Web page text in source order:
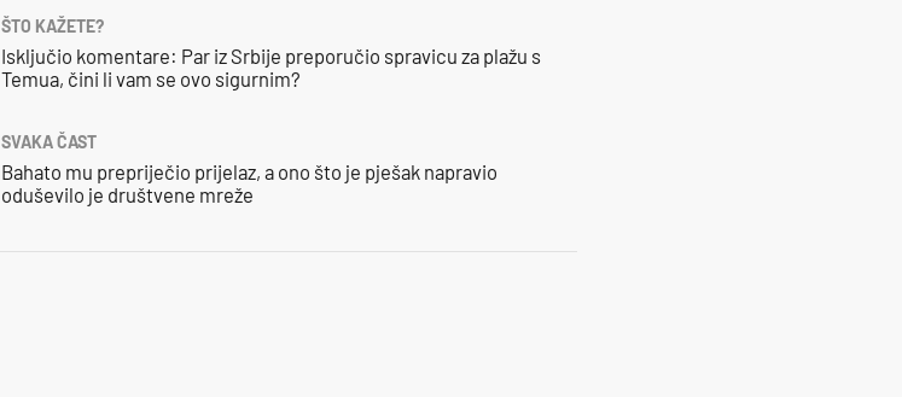
ŠTO KAŽETE?
Isključio komentare: Par iz Srbije preporučio spravicu za plažu s
Temua, čini li vam se ovo sigurnim?
SVAKA ČAST
Bahato mu prepriječio prijelaz, a ono što je pješak napravio
oduševilo je društvene mreže